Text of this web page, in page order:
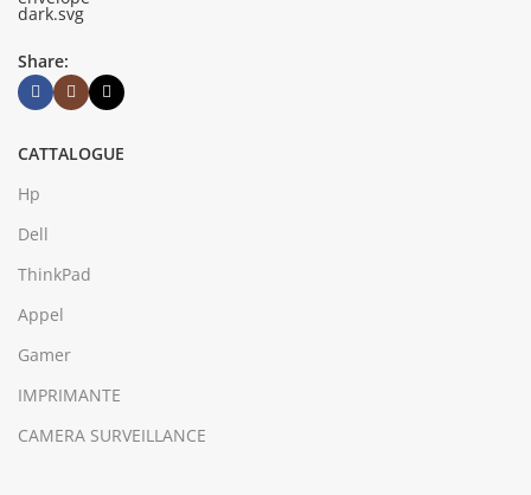
Share:
CATTALOGUE
Hp
Dell
ThinkPad
Appel
Gamer
IMPRIMANTE
CAMERA SURVEILLANCE